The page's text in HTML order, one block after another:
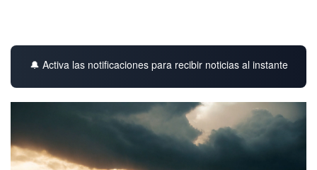
🔔 Activa las notificaciones para recibir noticias al instante